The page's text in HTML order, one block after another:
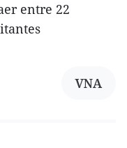
entre 22
VNA